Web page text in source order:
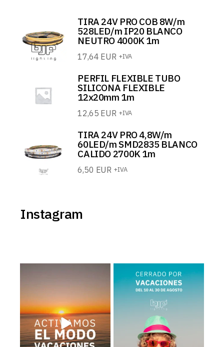
TIRA 24V PRO COB 8W/m
528LED/m IP20 BLANCO
NEUTRO 4000K 1m
17,64 EUR +IVA
PERFIL FLEXIBLE TUBO
SILICONA FLEXIBLE
12x20mm 1m
12,65 EUR +IVA
TIRA 24V PRO 4,8W/m
60LED/m SMD2835 BLANCO
CALIDO 2700K 1m
6,50 EUR +IVA
Instagram
1 0
BJF Lighting permanecerá
𝗰𝗲𝗿𝗿𝗮𝗱𝗼 𝗽𝗼𝗿...
2